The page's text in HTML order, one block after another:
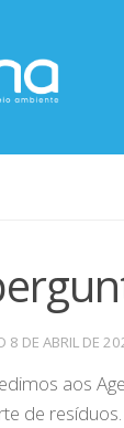
8 DE ABRIL DE
aos
de